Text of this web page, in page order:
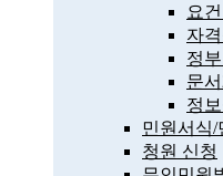
요
자
정
문
정
민원서식/
청원 신청